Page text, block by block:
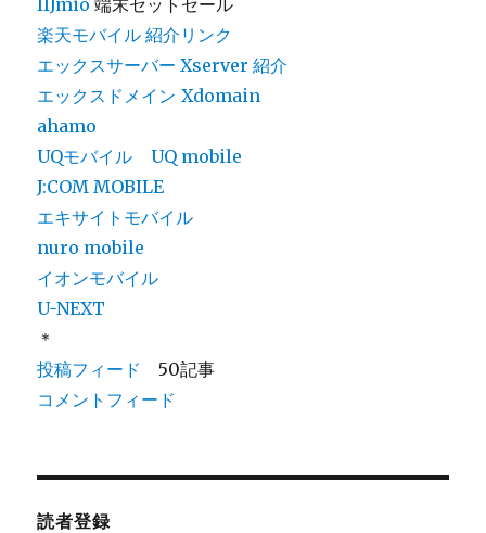
楽天モバイル 紹介リンク
エックスサーバー Xserver 紹介
エックスドメイン Xdomain
ahamo
UQモバイル
UQ mobile
J:COM MOBILE
エキサイトモバイル
nuro mobile
イオンモバイル
U-NEXT
＊
投稿フィード
50記事
コメントフィード
読者登録